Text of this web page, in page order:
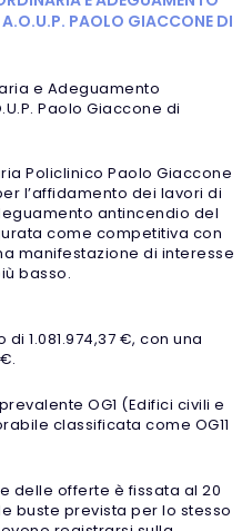
PAOLO GIACCONE DI
e Adeguamento
Paolo Giaccone di
Policlinico Paolo Giaccone
l’affidamento dei lavori di
antincendio del
come competitiva con
manifestazione di interesse
basso.
1.081.974,37 €, con una
OG1 (Edifici civili e
classificata come OG11
delle offerte è fissata al 20
buste prevista per lo stesso